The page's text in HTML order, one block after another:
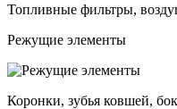
Топливные фильтры,
Режущие элементы
Коронки, зубья ковшей,